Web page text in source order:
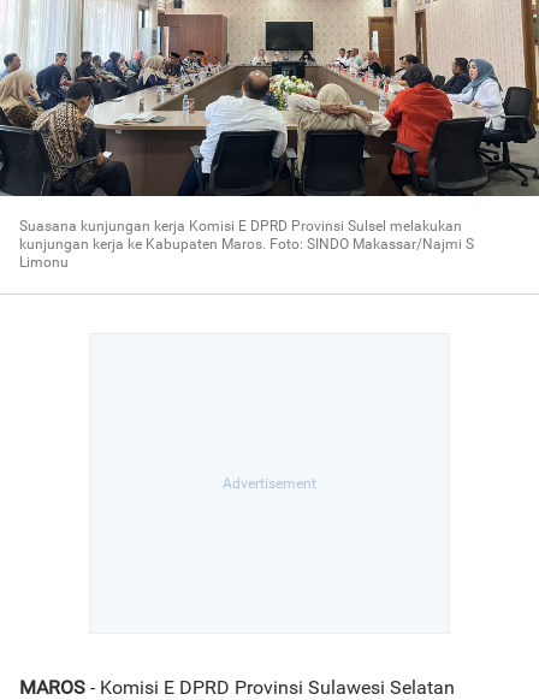
Suasana kunjungan kerja Komisi E DPRD Provinsi Sulsel melakukan
kunjungan kerja ke Kabupaten Maros. Foto: SINDO Makassar/Najmi S
Limonu
MAROS - Komisi E DPRD Provinsi Sulawesi Selatan